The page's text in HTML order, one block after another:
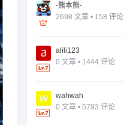
-熊本熊-
2698 文章 • 158 评论
alili123
0 文章 • 1444 评论
wahwah
0 文章 • 5793 评论